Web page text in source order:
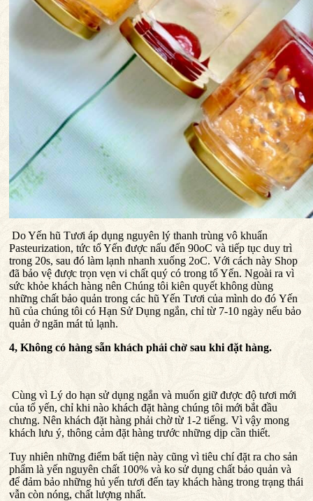
Do Yến hũ Tươi áp dụng nguyên lý thanh trùng vô khuẩn
Pasteurization, tức tổ Yến được nấu đến 90oC và tiếp tục duy trì
trong 20s, sau đó làm lạnh nhanh xuống 2oC. Với cách này Shop
đã bảo vệ được trọn vẹn vi chất quý có trong tổ Yến. Ngoài ra vì
sức khỏe khách hàng nên Chúng tôi kiên quyết không dùng
những chất bảo quản trong các hũ Yến Tươi của mình do đó Yến
hũ của chúng tôi có Hạn Sử Dụng ngắn, chỉ từ 7-10 ngày nếu bảo
quản ở ngăn mát tủ lạnh.
4, Không có hàng sẵn khách phải chờ sau khi đặt hàng.
Cùng vì Lý do hạn sử dụng ngắn và muốn giữ được độ tươi mới
của tổ yến, chỉ khi nào khách đặt hàng chúng tôi mới bắt đầu
chưng. Nên khách đặt hàng phải chờ từ 1-2 tiếng. Vì vậy mong
khách lưu ý, thông cảm đặt hàng trước những dịp cần thiết.
Tuy nhiên những điểm bất tiện này cũng vì tiêu chí đặt ra cho sản
phẩm là yến nguyên chất 100% và ko sử dụng chất bảo quản và
để đảm bảo những hủ yến tươi đến tay khách hàng trong trạng thái
vẫn còn nóng, chất lượng nhất.